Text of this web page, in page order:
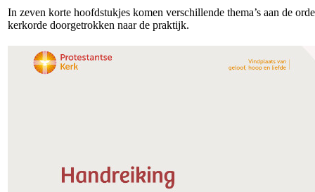
In zeven korte hoofdstukjes komen verschillende thema’s aan de
kerkorde doorgetrokken naar de praktijk.